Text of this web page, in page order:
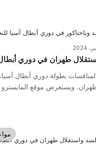
طهران في دوري
لمنافسات بطولة دوري أبطال
طهران. ويستعرض موقع